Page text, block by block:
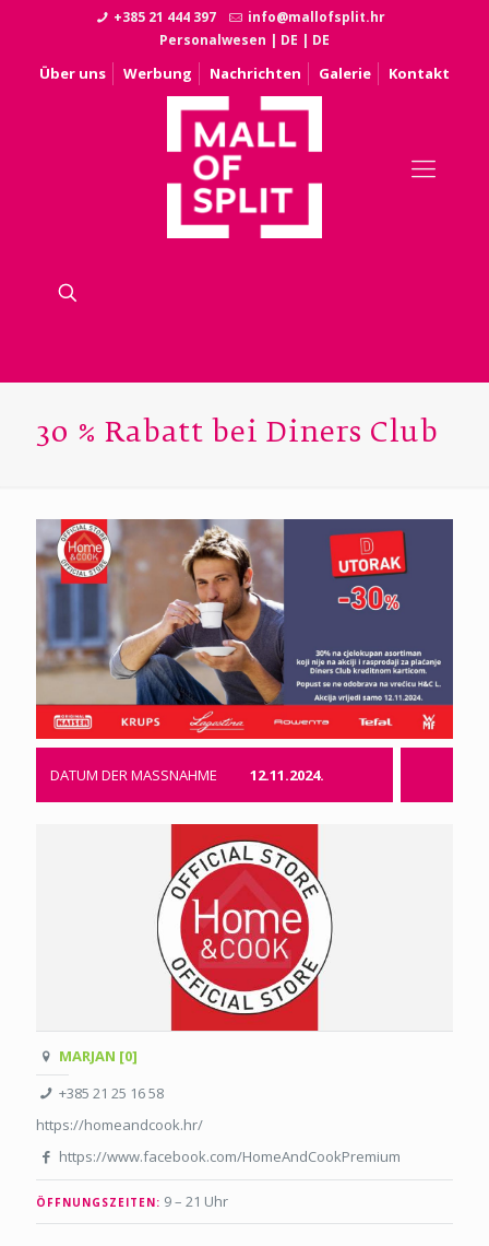
+385 21 444 397
info@mallofsplit.hr
Personalwesen | DE | DE
Über uns Werbung Nachrichten Galerie Kontakt
30 % Rabatt bei Diners Club
DATUM DER MASSNAHME 12.11.2024.
MARJAN [0]
+385 21 25 16 58
https://homeandcook.hr/
https://www.facebook.com/HomeAndCookPremium
ÖFFNUNGSZEITEN: 9 – 21 Uhr